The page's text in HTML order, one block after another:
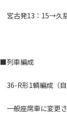
宮古発13：15→久
■列車編成
36-R形1輌編成（自
一般座席車に変更